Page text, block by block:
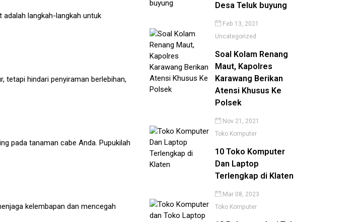
langkah-langkah untuk
tetapi hindari penyiraman berlebihan,
pada tanaman cabe Anda. Pupukilah
kelembapan dan mencegah
Desa Teluk buyung
Feb 13, 2021
Uncategorized
Soal Kolam Renang
Maut, Kapolres
Karawang Berikan
Atensi Khusus Ke
Polsek
Nov 21, 2021
Toko Komputer
10 Toko Komputer
Dan Laptop
Terlengkap di Klaten
Mar 08, 2023
Toko Komputer